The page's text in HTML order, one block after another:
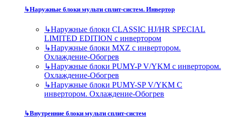
↳Наружные блоки мульти сплит-систем. Инвертор
↳Наружные блоки CLASSIC HJ/HR SPECIAL
LIMITED EDITION с инвертором
↳Наружные блоки MXZ с инвертором.
Охлаждение-Обогрев
↳Наружные блоки PUMY-P V/YKM с инвертором.
Охлаждение-Обогрев
↳Наружные блоки PUMY-SP V/YKM С
инвертором. Охлаждение-Обогрев
↳Внутренние блоки мульти сплит-систем